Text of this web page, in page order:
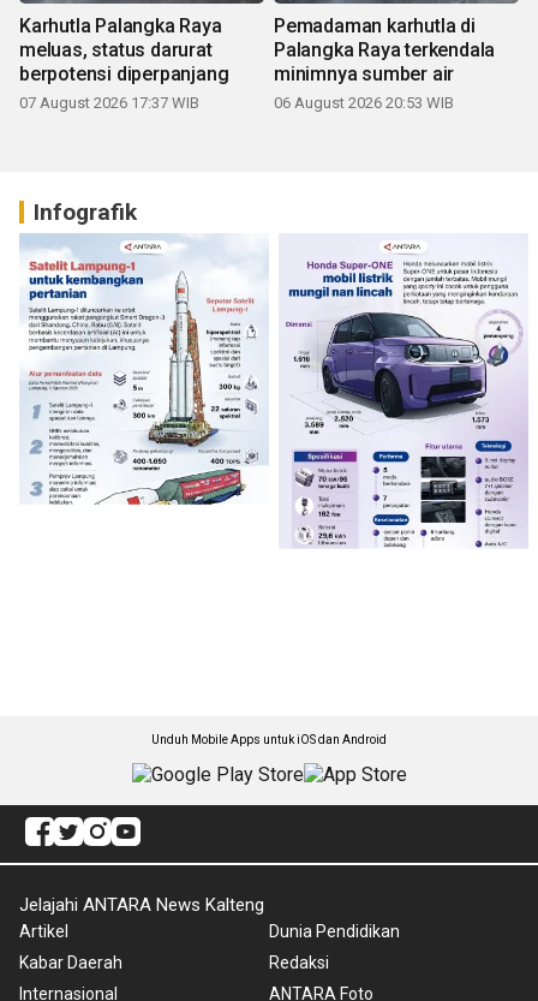
Karhutla Palangka Raya
meluas, status darurat
berpotensi diperpanjang
07 August 2026 17:37 WIB
Pemadaman karhutla di
Palangka Raya terkendala
minimnya sumber air
06 August 2026 20:53 WIB
Infografik
Unduh Mobile Apps untuk iOS dan Android
Jelajahi ANTARA News Kalteng
Artikel
Kabar Daerah
Internasional
Dunia Pendidikan
Redaksi
ANTARA Foto